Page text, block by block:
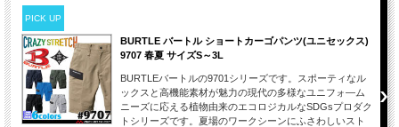
PICK UP
BURTLE バートル ショートカーゴパンツ(ユニセックス)
9707 春夏 サイズS～3L
BURTLEバートルの9701シリーズです。スポーティなル
ックスと高機能素材が魅力の現代の多様なユニフォ―ム
ニーズに応える植物由来のエコロジカルなSDGsプロダク
トシリーズです。夏場のワークシーンにふさわしいスト